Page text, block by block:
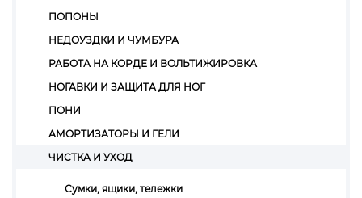
ПОПОНЫ
НЕДОУЗДКИ И ЧУМБУРА
РАБОТА НА КОРДЕ И ВОЛЬТИЖИРОВКА
НОГАВКИ И ЗАЩИТА ДЛЯ НОГ
ПОНИ
АМОРТИЗАТОРЫ И ГЕЛИ
ЧИСТКА И УХОД
Сумки, ящики, тележки